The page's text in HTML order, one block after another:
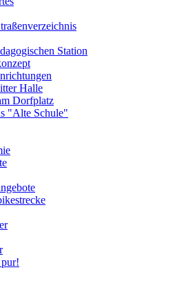
Station
Halle
Dorfplatz
"Alte Schule"